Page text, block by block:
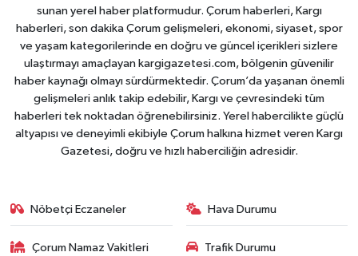
sunan yerel haber platformudur. Çorum haberleri, Kargı
haberleri, son dakika Çorum gelişmeleri, ekonomi, siyaset, spor
ve yaşam kategorilerinde en doğru ve güncel içerikleri sizlere
ulaştırmayı amaçlayan kargigazetesi.com, bölgenin güvenilir
haber kaynağı olmayı sürdürmektedir. Çorum’da yaşanan önemli
gelişmeleri anlık takip edebilir, Kargı ve çevresindeki tüm
haberleri tek noktadan öğrenebilirsiniz. Yerel habercilikte güçlü
altyapısı ve deneyimli ekibiyle Çorum halkına hizmet veren Kargı
Gazetesi, doğru ve hızlı haberciliğin adresidir.
Nöbetçi Eczaneler Hava Durumu
Çorum Namaz Vakitleri Trafik Durumu